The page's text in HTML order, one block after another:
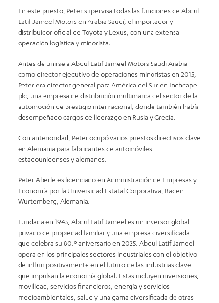
En este puesto, Peter supervisa todas las funciones de Abdul
Latif Jameel Motors en Arabia Saudí, el importador y
distribuidor oficial de Toyota y Lexus, con una extensa
operación logística y minorista.
Antes de unirse a Abdul Latif Jameel Motors Saudi Arabia
como director ejecutivo de operaciones minoristas en 2015,
Peter era director general para América del Sur en Inchcape
plc, una empresa de distribución multimarca del sector de la
automoción de prestigio internacional, donde también había
desempeñado cargos de liderazgo en Rusia y Grecia.
Con anterioridad, Peter ocupó varios puestos directivos clave
en Alemania para fabricantes de automóviles
estadounidenses y alemanes.
Peter Aberle es licenciado en Administración de Empresas y
Economía por la Universidad Estatal Corporativa, Baden-
Wurtemberg, Alemania.
Fundada en 1945, Abdul Latif Jameel es un inversor global
privado de propiedad familiar y una empresa diversificada
que celebra su 80.º aniversario en 2025. Abdul Latif Jameel
opera en los principales sectores industriales con el objetivo
de influir positivamente en el futuro de las industrias clave
que impulsan la economía global. Estas incluyen inversiones,
movilidad, servicios financieros, energía y servicios
medioambientales, salud y una gama diversificada de otras